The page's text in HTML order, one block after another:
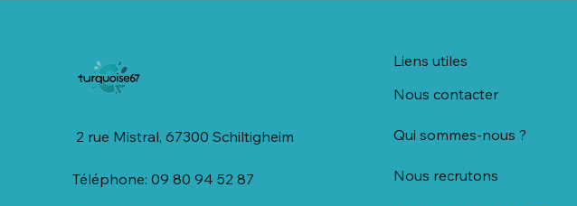
2 rue Mistral, 67300 Schiltigheim
Téléphone: 09 80 94 52 87
Liens utiles
Nous contacter
Qui sommes-nous ?
Nous recrutons